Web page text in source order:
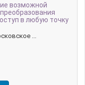
возможной
в любую точку
...